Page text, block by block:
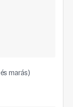
marás)